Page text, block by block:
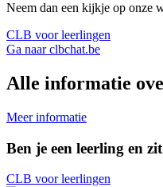
Neem dan een kijkje op onze
CLB voor leerlingen
Ga naar clbchat.be
Alle informatie
Meer informatie
Ben je een leerling en
CLB voor leerlingen